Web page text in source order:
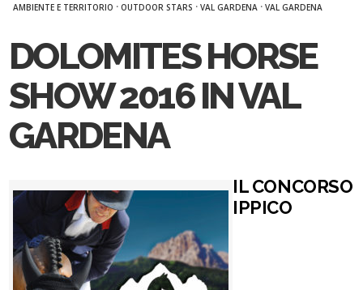
AMBIENTE E TERRITORIO ·OUTDOOR STARS ·VAL GARDENA ·VAL GARDENA
DOLOMITES HORSE
SHOW 2016 IN VAL
GARDENA
IL CONCORSO
IPPICO